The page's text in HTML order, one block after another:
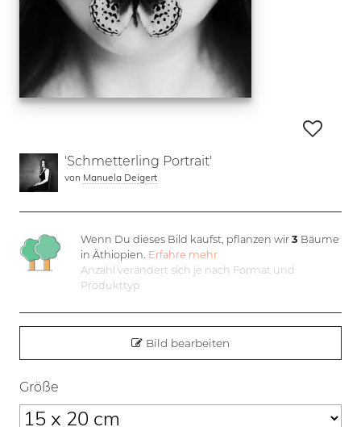
'Schmetterling Portrait'
von Manuela Deigert
Wenn Du dieses Bild kaufst, pflanzen wir3 Bäume
in Äthiopien. Erfahre mehr
Anzahl verändert sich je nach Format und
Produkttyp
Bild bearbeiten
Größe